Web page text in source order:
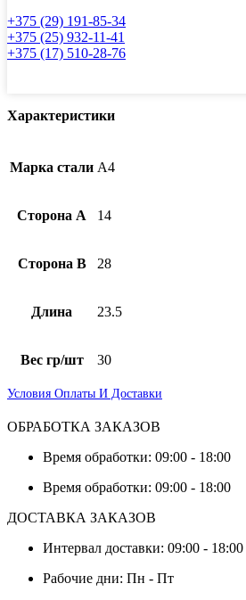
мм
+375 (29) 191-85-34
+375 (25) 932-11-41
+375 (17) 510-28-76
Характеристики
Марка стали А4
Сторона А 14
Сторона B 28
Длина 23.5
Вес гр/шт 30
Условия Оплаты И Доставки
ОБРАБОТКА ЗАКАЗОВ
Время обработки: 09:00 - 18:00
Время обработки: 09:00 - 18:00
ДОСТАВКА ЗАКАЗОВ
Интервал доставки: 09:00 - 18:00
Рабочие дни: Пн - Пт